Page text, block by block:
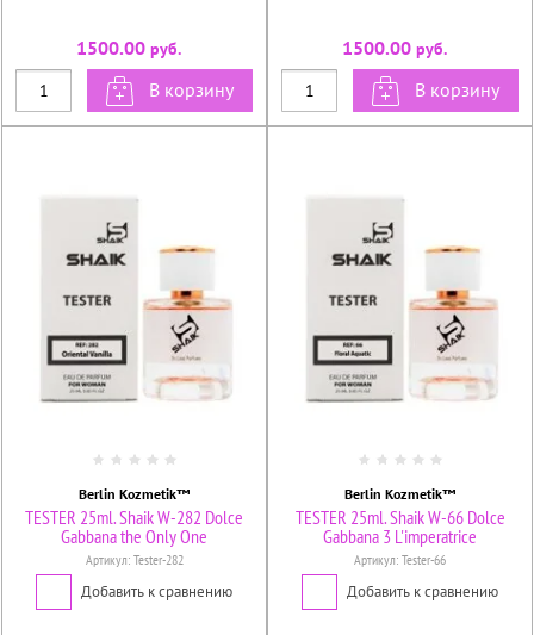
1500.00руб.
В корзину
1500.00руб.
В корзину
Berlin Kozmetik™
TESTER 25ml. Shaik W-282 Dolce
Gabbana the Only One
Артикул:Tester-282
Добавить к сравнению
Berlin Kozmetik™
TESTER 25ml. Shaik W-66 Dolce
Gabbana 3 L'imperatrice
Артикул: Tester-66
Добавить к сравнению